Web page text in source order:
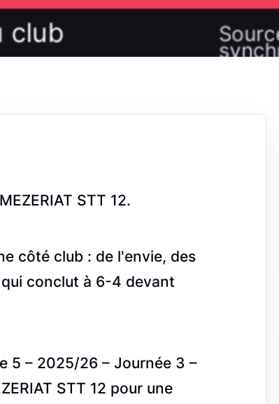
STT 12.
côté club : de l'envie, des
conclut à 6-4 devant
5 – 2025/26 – Journée 3 –
STT 12 pour une